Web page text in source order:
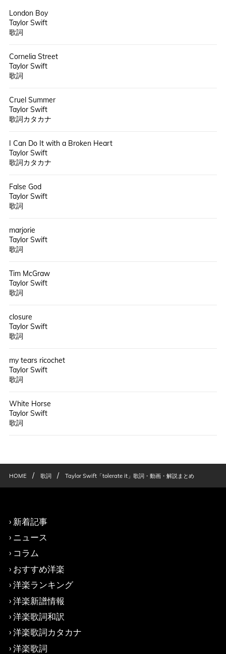
London Boy
Taylor Swift
歌詞
Cornelia Street
Taylor Swift
歌詞
Cruel Summer
Taylor Swift
歌詞カタカナ
I Can Do It with a Broken Heart
Taylor Swift
歌詞カタカナ
False God
Taylor Swift
歌詞
marjorie
Taylor Swift
歌詞
Tim McGraw
Taylor Swift
歌詞
closure
Taylor Swift
歌詞
my tears ricochet
Taylor Swift
歌詞
White Horse
Taylor Swift
歌詞
HOME / 歌詞 / Taylor Swift「tolerate it」歌詞・動画・解説まとめ
新着記事
ニュース
コラム
おすすめ洋楽
洋楽ランキング
洋楽新譜情報
洋楽歌詞和訳
洋楽歌詞カタカナ
洋楽歌詞